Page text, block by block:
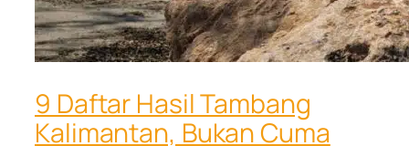
9 Daftar Hasil Tambang
Kalimantan, Bukan Cuma